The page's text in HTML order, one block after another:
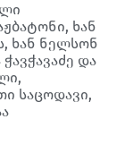
ხან
ხან ნელსონ
და
საცოდავი,